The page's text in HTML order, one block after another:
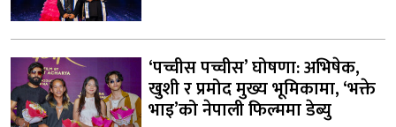
‘पच्चीस पच्चीस’ घोषणा: अभिषेक,
खुशी र प्रमोद मुख्य भूमिकामा, ‘भक्ते
भाइ’को नेपाली फिल्ममा डेब्यु